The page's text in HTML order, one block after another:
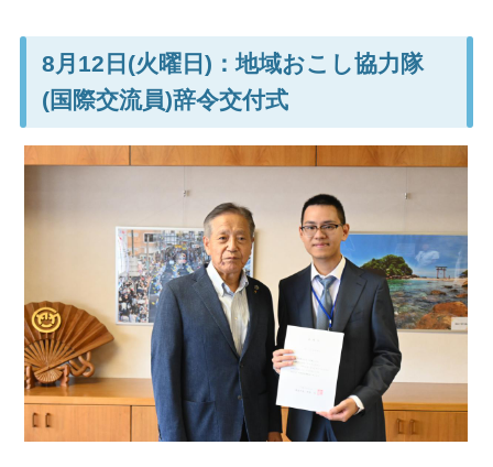
8月12日(火曜日)：地域おこし協力隊
(国際交流員)辞令交付式